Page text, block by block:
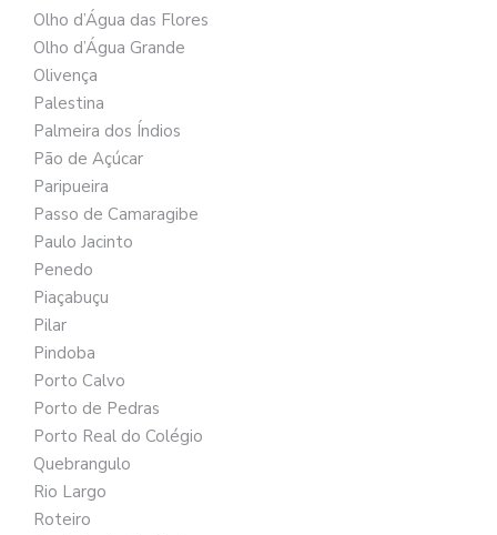
Olho d’Água das Flores
Olho d’Água Grande
Olivença
Palestina
Palmeira dos Índios
Pão de Açúcar
Paripueira
Passo de Camaragibe
Paulo Jacinto
Penedo
Piaçabuçu
Pilar
Pindoba
Porto Calvo
Porto de Pedras
Porto Real do Colégio
Quebrangulo
Rio Largo
Roteiro